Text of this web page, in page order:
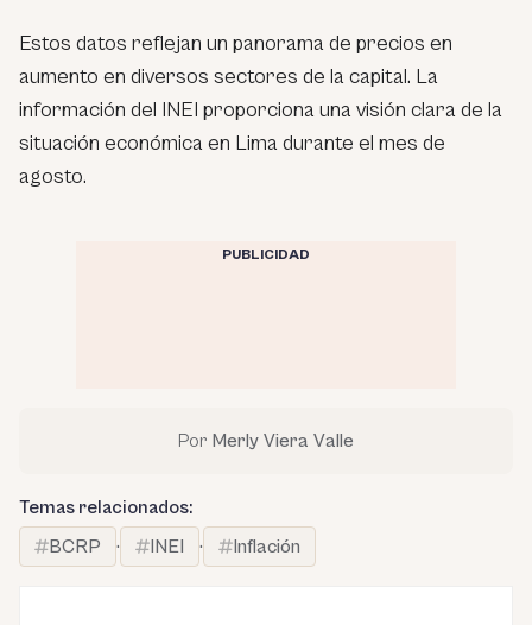
Estos datos reflejan un panorama de precios en
aumento en diversos sectores de la capital. La
información del INEI proporciona una visión clara de la
situación económica en Lima durante el mes de
agosto.
PUBLICIDAD
Por Merly Viera Valle
Temas relacionados:
BCRP
· INEI · Inflación